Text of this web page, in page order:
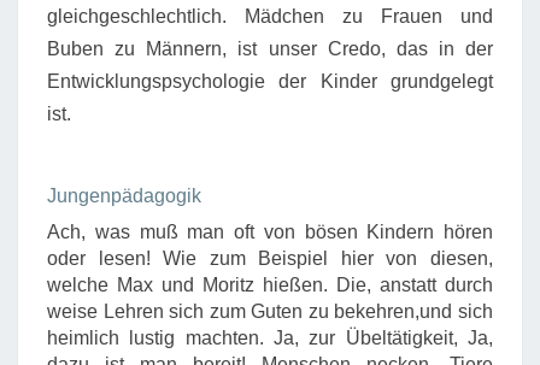
gleichgeschlechtlich. Mädchen zu Frauen und
Buben zu Männern, ist unser Credo, das in der
Entwicklungspsychologie der Kinder grundgelegt
ist.
Jungenpädagogik
Ach, was muß man oft von bösen Kindern hören
oder lesen! Wie zum Beispiel hier von diesen,
welche Max und Moritz hießen. Die, anstatt durch
weise Lehren sich zum Guten zu bekehren,und sich
heimlich lustig machten. Ja, zur Übeltätigkeit, Ja,